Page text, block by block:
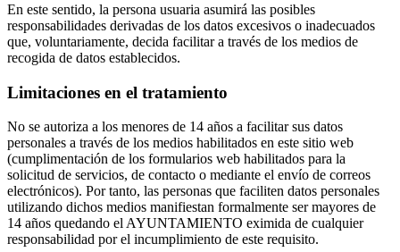
En este sentido, la persona usuaria asumirá las posibles
responsabilidades derivadas de los datos excesivos o inadecuados
que, voluntariamente, decida facilitar a través de los medios de
recogida de datos establecidos.
Limitaciones en el tratamiento
No se autoriza a los menores de 14 años a facilitar sus datos
personales a través de los medios habilitados en este sitio web
(cumplimentación de los formularios web habilitados para la
solicitud de servicios, de contacto o mediante el envío de correos
electrónicos). Por tanto, las personas que faciliten datos personales
utilizando dichos medios manifiestan formalmente ser mayores de
14 años quedando el AYUNTAMIENTO eximida de cualquier
responsabilidad por el incumplimiento de este requisito.